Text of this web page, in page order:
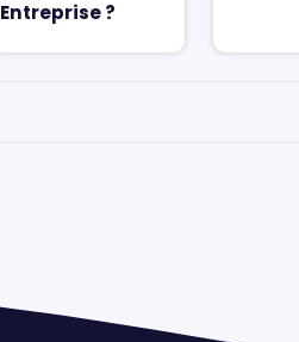
Entreprise ?